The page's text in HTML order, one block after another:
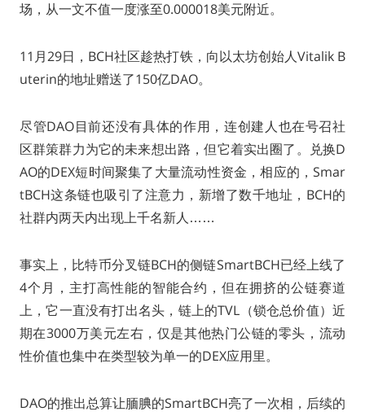
场，从一文不值一度涨至0.000018美元附近。
11月29日，BCH社区趁热打铁，向以太坊创始人Vitalik B
uterin的地址赠送了150亿DAO。
尽管DAO目前还没有具体的作用，连创建人也在号召社
区群策群力为它的未来想出路，但它着实出圈了。兑换D
AO的DEX短时间聚集了大量流动性资金，相应的，Smar
tBCH这条链也吸引了注意力，新增了数千地址，BCH的
社群内两天内出现上千名新人……
事实上，比特币分叉链BCH的侧链SmartBCH已经上线了
4个月，主打高性能的智能合约，但在拥挤的公链赛道
上，它一直没有打出名头，链上的TVL（锁仓总价值）近
期在3000万美元左右，仅是其他热门公链的零头，流动
性价值也集中在类型较为单一的DEX应用里。
DAO的推出总算让腼腆的SmartBCH亮了一次相，后续的